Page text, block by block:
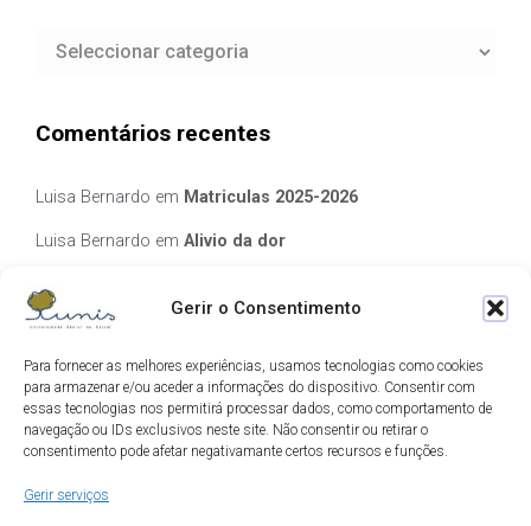
Gerir o Consentimento
Para fornecer as melhores experiências, usamos tecnologias como cookies
para armazenar e/ou aceder a informações do dispositivo. Consentir com
essas tecnologias nos permitirá processar dados, como comportamento de
navegação ou IDs exclusivos neste site. Não consentir ou retirar o
consentimento pode afetar negativamante certos recursos e funções.
Gerir serviços
Categorias
Comentários recentes
Luisa Bernardo em Matriculas 2025-2026
Luisa Bernardo em Alivio da dor
Manuela Silva
elisabete Garcia Fernandes Serra Matriculas 2025-2026
Luis GuedesemEcos de Camilo
Arquivo
Arquivo